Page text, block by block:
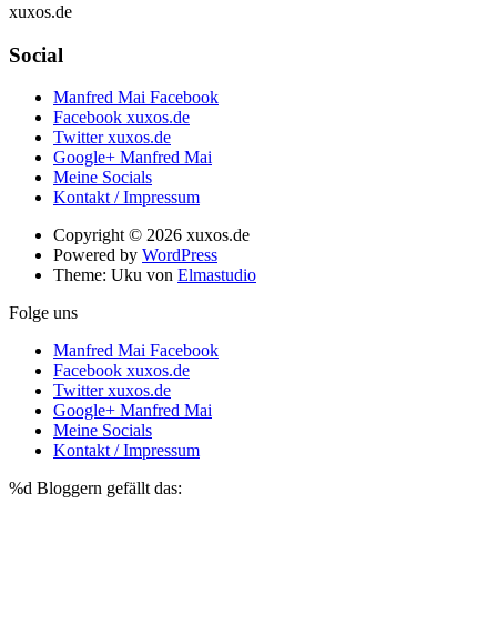
xuxos.de
Social
Manfred Mai Facebook
Facebook xuxos.de
Twitter xuxos.de
Google+ Manfred Mai
Meine Socials
Kontakt / Impressum
Copyright © 2026 xuxos.de
Powered by WordPress
Theme: Uku von Elmastudio
Folge uns
Manfred Mai Facebook
Facebook xuxos.de
Twitter xuxos.de
Google+ Manfred Mai
Meine Socials
Kontakt / Impressum
%d Bloggern gefällt das: